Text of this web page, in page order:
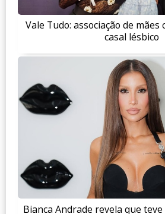
Vale Tudo: associação de
casal lésbico
Bianca Andrade revela que